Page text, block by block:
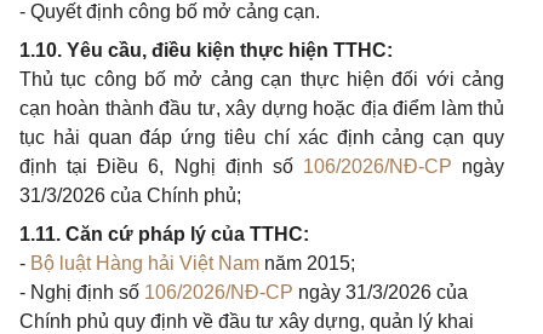
- Quyết định công bố mở cảng cạn.
1.10. Yêu cầu, điều kiện thực hiện TTHC:
Thủ tục công bố mở cảng cạn thực hiện đối với cảng
cạn hoàn thành đầu tư, xây dựng hoặc địa điểm làm thủ
tục hải quan đáp ứng tiêu chí xác định cảng cạn quy
định tại Điều 6, Nghị định số 106/2026/NĐ-CP ngày
31/3/2026 của Chính phủ;
1.11. Căn cứ pháp lý của TTHC:
- Bộ luật Hàng hải Việt Nam năm 2015;
- Nghị định số 106/2026/NĐ-CP ngày 31/3/2026 của
Chính phủ quy định về đầu tư xây dựng, quản lý khai